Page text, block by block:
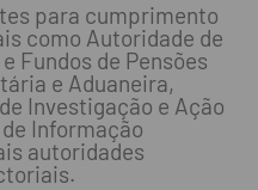
para cumprimento
como Autoridade de
Fundos de Pensões
e Aduaneira,
Investigação e Ação
de Informação
autoridades